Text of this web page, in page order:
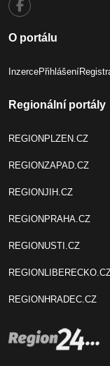
O portálu
InzercePřihlášení
Regionální portály
REGIONPLZEN.CZ
REGIONZAPAD.CZ
REGIONJIH.CZ
REGIONPRAHA.CZ
REGIONUSTI.CZ
REGIONHRADEC.CZ